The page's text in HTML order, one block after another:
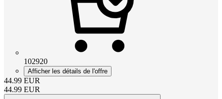
102920
Afficher les détails de l'offre
44.99 EUR
44.99 EUR